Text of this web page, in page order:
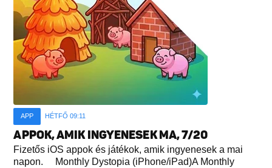
APP HÉTFŐ 09:11
APPOK, AMIK INGYENESEK MA, 7/20
Fizetős iOS appok és játékok, amik ingyenesek a mai
napon. Monthly Dystopia (iPhone/iPad)A Monthly